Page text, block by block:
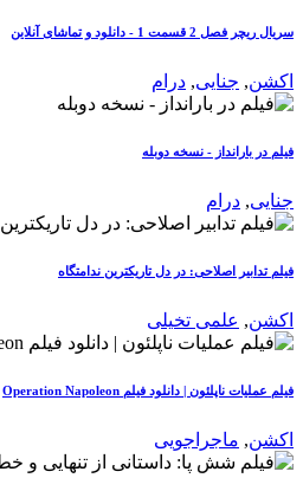
سریال ریچر فصل 2 قسمت 1 - دانلود و تماشای آنلاین
اکشن, جنایی, درام
فیلم در بارانداز - نسخه دوبله
جنایی, درام
فیلم تدابیر اصلاحی: در دل تاریکترین ندامتگاه
اکشن, علمی تخیلی
فیلم عملیات ناپلئون | دانلود فیلم Operation Napoleon
اکشن, ماجراجویی